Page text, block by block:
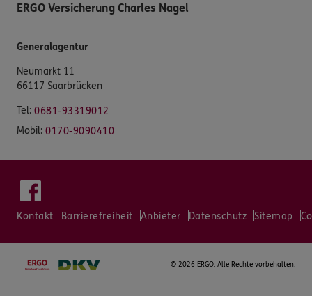
ERGO Versicherung Charles Nagel
Generalagentur
Neumarkt 11
66117 Saarbrücken
Tel: 0681-93319012
Mobil: 0170-9090410
Kontakt Barrierefreiheit Anbieter Datenschutz Sitemap
© 2026 ERGO. Alle Rechte vorbehalten.